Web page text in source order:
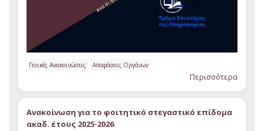
Γενικές Ανακοινώσεις Αποφάσεις Οργάνων
Περισσότερα
Ανακοίνωση για το φοιτητικό στεγαστικό επίδομα
ακαδ. έτους 2025-2026